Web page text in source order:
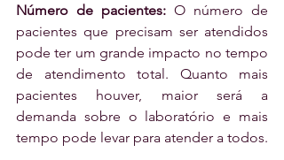
Número de pacientes: O número de
pacientes que precisam ser atendidos
pode ter um grande impacto no tempo
de atendimento total. Quanto mais
pacientes houver, maior será a
demanda sobre o laboratório e mais
tempo pode levar para atender a todos.